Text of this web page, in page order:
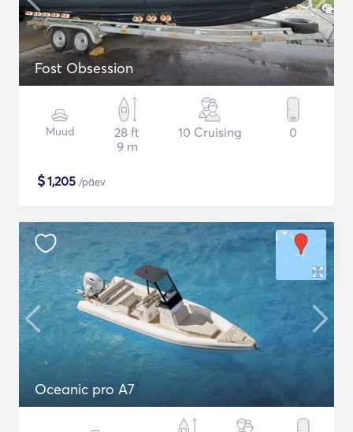
Fost Obsession
Muud
28 ft
9 m
10 Cruising 0
$1,205 /päev
Oceanic pro A7